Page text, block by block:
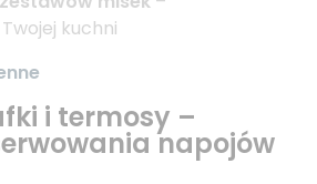
kuchni
i termosy –
napojów